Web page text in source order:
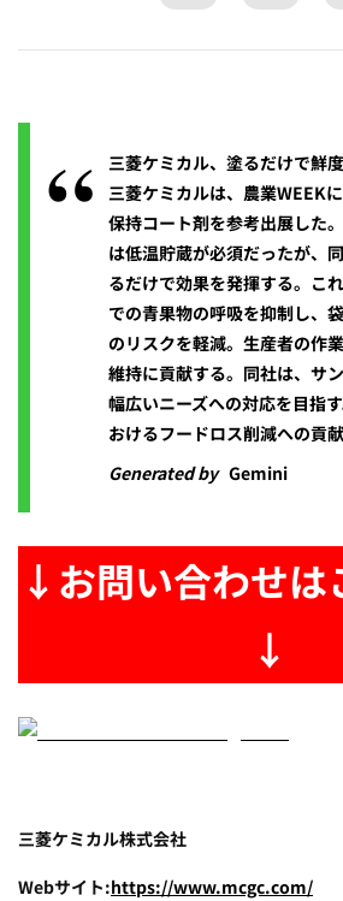
三菱ケミカル、塗るだけで鮮
三菱ケミカルは、農業WEEK
保持コート剤を参考出展した
は低温貯蔵が必須だったが、
るだけで効果を発揮する。こ
での青果物の呼吸を抑制し、
のリスクを軽減。生産者の作
維持に貢献する。同社は、サ
幅広いニーズへの対応を目指
おけるフードロス削減への貢
Generated by Gemini
↓お問い合わせは
↓
三菱ケミカル株式会社
Webサイト:https://www.mcgc.com/